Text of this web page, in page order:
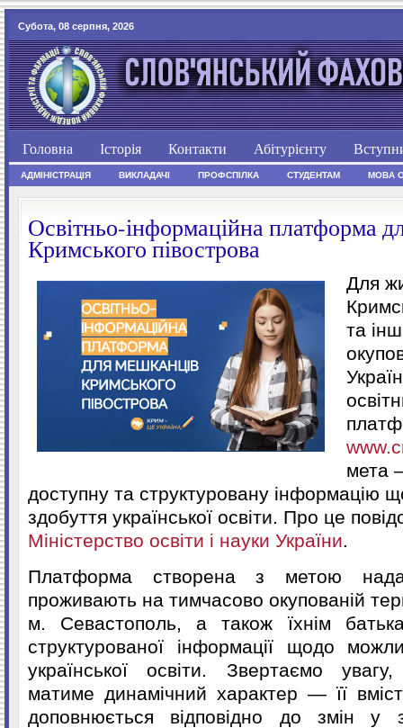
Субота, 08 серпня, 2026
Головна Історія Контакти Абітурієнту
АДМІНІСТРАЦІЯ ВИКЛАДАЧІ ПРОФСПІЛКА СТУДЕНТАМ МОВА
Освітньо-інформаційна платформа
Кримського півострова
Для
та
мета
доступну та структуровану інформацію
здобуття української освіти. Про це
Міністерство освіти і науки України.
Платформа створена з метою
проживають на тимчасово окупованій
м. Севастополь, а також їхнім
структурованої інформації щодо
української освіти. Звертаємо
матиме динамічний характер — її
доповнюється відповідно до змін у